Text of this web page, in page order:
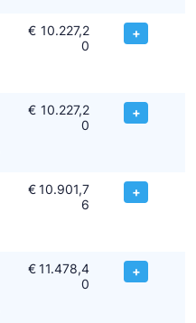
€ 10.227,2
0
+
€ 10.227,2
0
+
€ 10.901,7
6
+
€ 11.478,4
0
+